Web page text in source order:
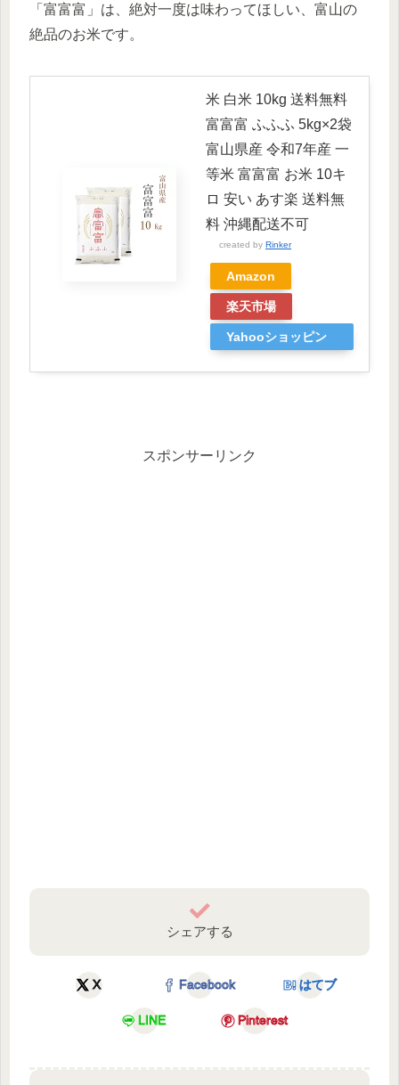
「富富富」は、絶対一度は味わってほしい、富山の
絶品のお米です。
米 白米 10kg 送料無料
富富富 ふふふ 5kg×2袋
富山県産 令和7年産 一
等米 富富富 お米 10キ
ロ 安い あす楽 送料無
料 沖縄配送不可
created by Rinker
Amazon
楽天市場
Yahooショッピン
スポンサーリンク
シェアする
X Facebook はてブ
LINE Pinterest